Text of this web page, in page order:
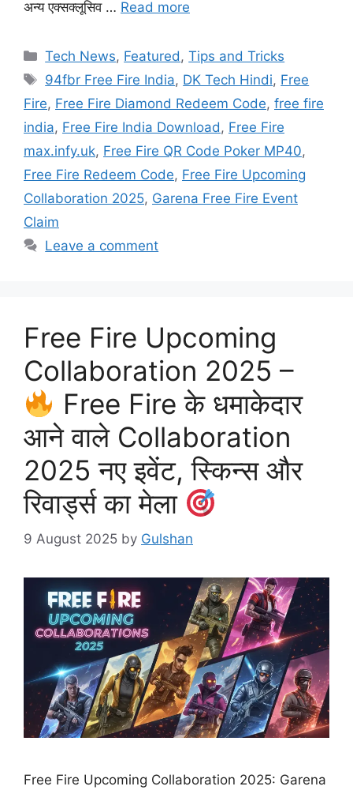
अन्य एक्सक्लूसिव … Read more
Categories
Tech News, Featured,Tips and Tricks
Tags
94fbr Free Fire India, DK Tech Hindi, Free
Fire, Free Fire Diamond Redeem Code, free fire
india, Free Fire India Download, Free Fire
max.infy.uk, Free Fire QR Code Poker MP40,
Free Fire Redeem Code, Free Fire Upcoming
Collaboration 2025, Garena Free Fire Event
Claim
Leave a comment
Free Fire Upcoming
Collaboration 2025 –
Free Fire के धमाकेदार
आने वाले Collaboration
2025 नए इवेंट, स्किन्स और
रिवार्ड्स का मेला
9 August 2025 by Gulshan
Free Fire Upcoming Collaboration 2025: Garena